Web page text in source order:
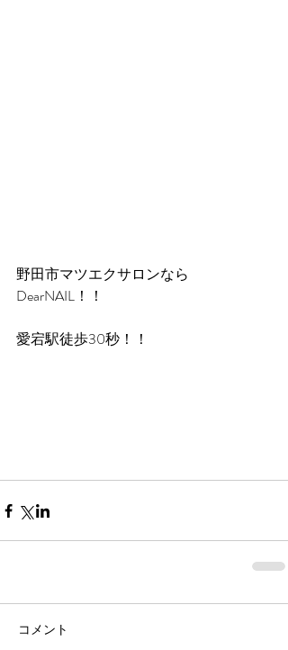
野田市マツエクサロンなら
DearNAIL！！
愛宕駅徒歩30秒！！
コメント